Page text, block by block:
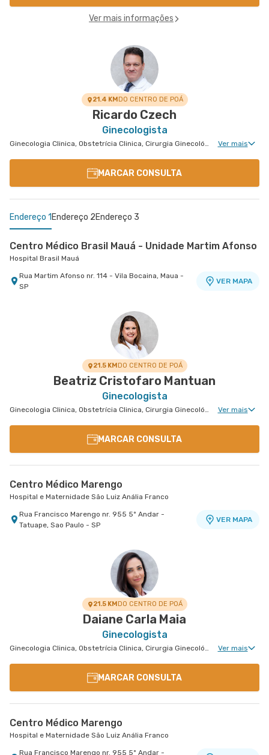
Ver mais informações
21.4 KMDO CENTRO DE POÁ
Ricardo Czech
Ginecologista
Ginecologia Clinica, Obstetrícia Clinica, Cirurgia Ginecológica, Ginecologia Endócrina, Núcleo de Endometriose, Cirurgia Oncológica Ginecológica, Uroginecologia, Cirurgia Robótica Ginecológica, Reprodução Humana, Ginecologia Oncológica, Miomatose Uterina(Miomas), Ginecologia Videohisteroscopia Ver mais
MARCAR CONSULTA
Endereço 1 Endereço 2Endereço 3
Centro Médico Brasil Mauá - Unidade Martim Afonso
Hospital Brasil Mauá
Rua Martim Afonso nr. 114 - Vila Bocaina, Maua -
SP
VER MAPA
Hospital e Maternidade Ribeirão Pires
Rua Major Cardim nr. 461 - Suissa, Ribeirao Pires
Hospital São Luiz São Bernardo
Avenida Alvaro Guimaraes nr. 3033 - Assuncao,
Sao Bernardo do Campo - SP
21.5 KMDO CENTRO DE POÁ
Beatriz Cristofaro Mantuan
Ginecologista
Ginecologia Clinica, Obstetrícia Clinica, Cirurgia Ginecológica, Reprodução Humana, Ginecologia Videohisteroscopia Ver mais
MARCAR CONSULTA
Centro Médico Marengo
Hospital e Maternidade São Luiz Anália Franco
Rua Francisco Marengo nr. 955 5º Andar -
Tatuape, Sao Paulo - SP
VER MAPA
21.5 KMDO CENTRO DE POÁ
Daiane Carla Maia
Ginecologista
Ginecologia Clinica, Obstetrícia Clinica, Cirurgia Ginecológica, Mastologia Clinica Ver mais
MARCAR CONSULTA
Centro Médico Marengo
Hospital e Maternidade São Luiz Anália Franco
Rua Francisco Marengo nr. 955 5º Andar -